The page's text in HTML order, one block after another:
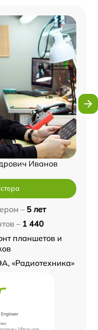
Иванов
– 5 лет
– 1 440
планшетов и
«Радиотехника»